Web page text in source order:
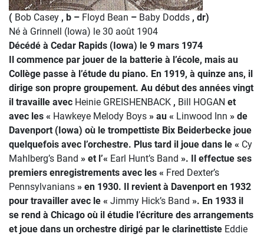
( Bob Casey , b – Floyd Bean – Baby Dodds , dr)
Né à Grinnell (Iowa) le 30 août 1904
Décédé à Cedar Rapids (Iowa) le 9 mars 1974
Il commence par jouer de la batterie à l’école, mais au
Collège passe à l’étude du piano. En 1919, à quinze ans, il
dirige son propre groupement. Au début des années vingt
il travaille avec Heinie GREISHENBACK , Bill HOGAN et
avec les « Hawkeye Melody Boys » au « Linwood Inn » de
Davenport (Iowa) où le trompettiste Bix Beiderbecke joue
quelquefois avec l’orchestre. Plus tard il joue dans le « Cy
Mahlberg’s Band » et l’« Earl Hunt’s Band ». Il effectue ses
premiers enregistrements avec les « Fred Dexter’s
Pennsylvanians » en 1930. Il revient à Davenport en 1932
pour travailler avec le « Jimmy Hick’s Band ». En 1933 il
se rend à Chicago où il étudie l’écriture des arrangements
et joue dans un orchestre dirigé par le clarinettiste Eddie